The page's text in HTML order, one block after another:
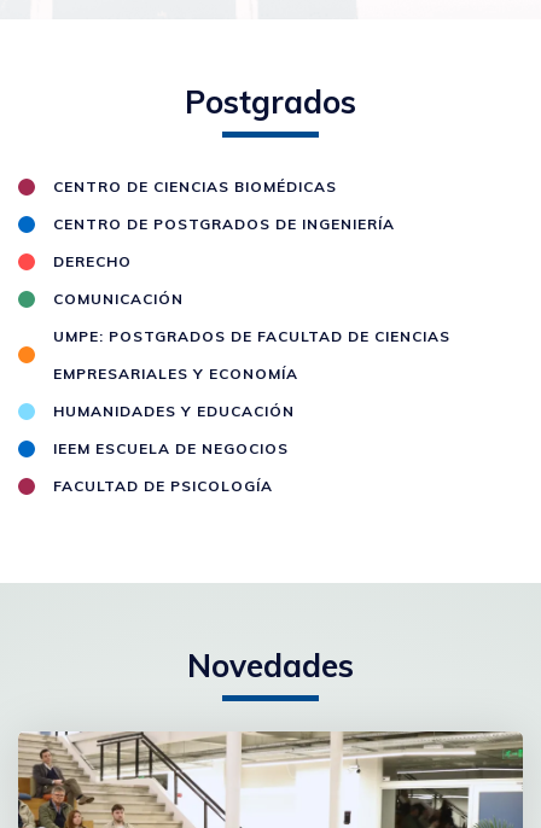
Postgrados
CENTRO DE CIENCIAS BIOMÉDICAS
CENTRO DE POSTGRADOS DE INGENIERÍA
DERECHO
COMUNICACIÓN
UMPE: POSTGRADOS DE FACULTAD DE CIENCIAS
EMPRESARIALES Y ECONOMÍA
HUMANIDADES Y EDUCACIÓN
IEEM ESCUELA DE NEGOCIOS
FACULTAD DE PSICOLOGÍA
Novedades